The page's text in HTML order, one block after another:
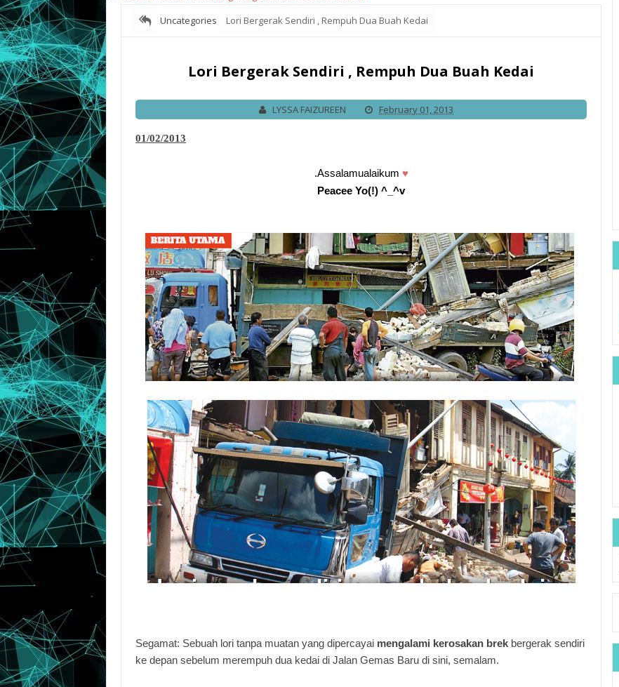
Uncategories
Lori Bergerak Sendiri , Rempuh Dua Buah Kedai
Lori Bergerak Sendiri , Rempuh Dua Buah Kedai
LYSSA FAIZUREEN February 01, 2013
01/02/2013
.Assalamualaikum ♥
Peacee Yo(!) ^_^v
Segamat: Sebuah lori tanpa muatan yang dipercayai mengalami kerosakan brek bergerak sendiri
ke depan sebelum merempuh dua kedai di Jalan Gemas Baru di sini, semalam.